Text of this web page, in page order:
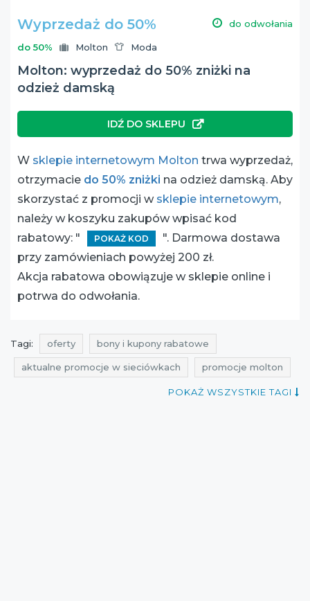
Wyprzedaż do 50% do odwołania
do 50% Molton Moda
Molton: wyprzedaż do 50% zniżki na
odzież damską
IDŹ DO SKLEPU
W sklepie internetowym Molton trwa wyprzedaż,
otrzymacie do 50% zniżki na odzież damską. Aby
skorzystać z promocji w sklepie internetowym,
należy w koszyku zakupów wpisać kod
rabatowy: "
POKAŻ KOD
". Darmowa dostawa
przy zamówieniach powyżej 200 zł.
Akcja rabatowa obowiązuje w sklepie online i
potrwa do odwołania.
Tagi: oferty bony i kupony rabatowe
aktualne promocje w sieciówkach promocje molton
zniżki molton do 10% do 20%
POKAŻ WSZYSTKIE TAGI